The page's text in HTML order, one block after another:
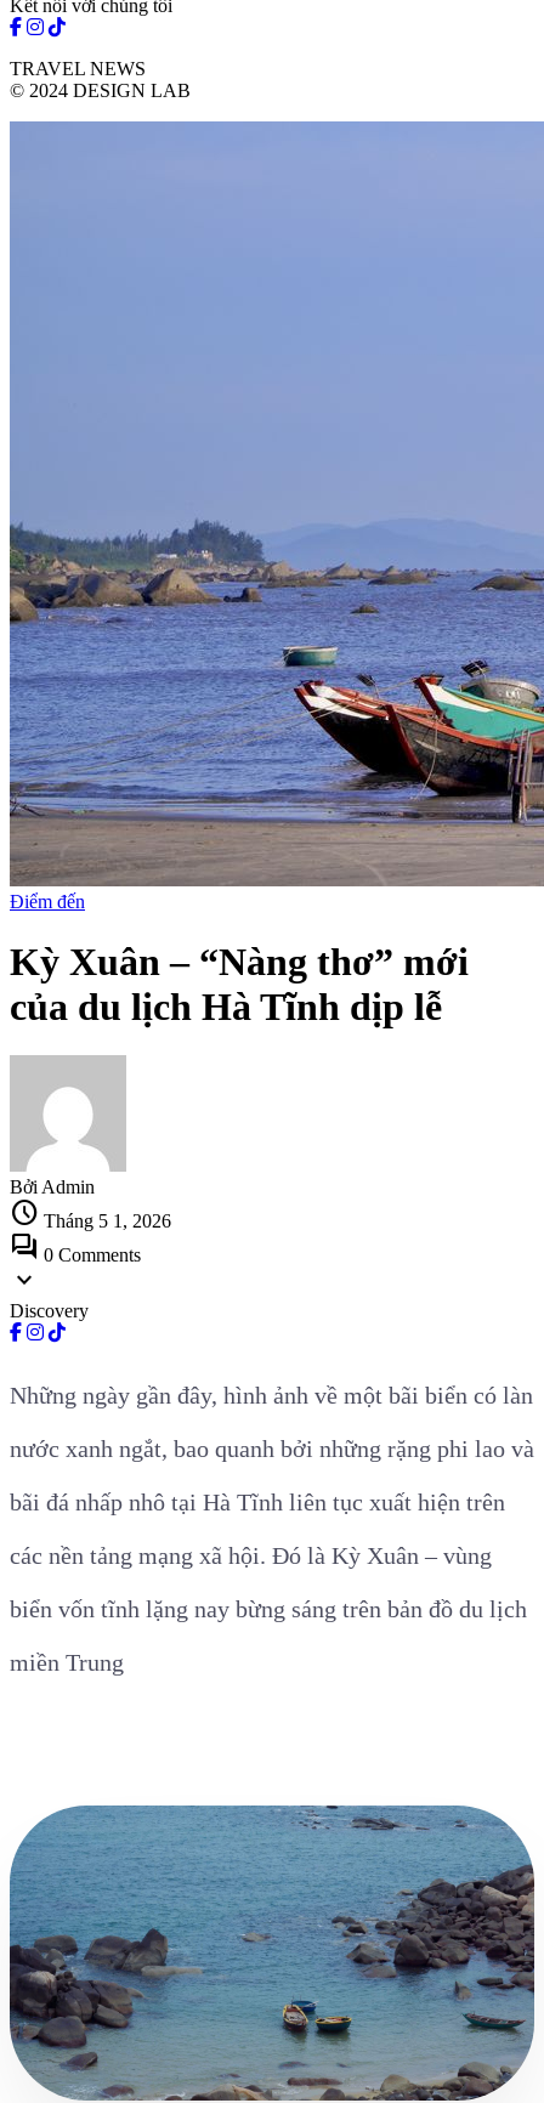
Kết nối với chúng tôi
TRAVEL NEWS
© 2024 DESIGN LAB
Điểm đến
Kỳ Xuân – “Nàng thơ” mới
của du lịch Hà Tĩnh dịp lễ
Bởi Admin
schedule Tháng 5 1, 2026
forum 0 Comments
expand_more
Discovery
Những ngày gần đây, hình ảnh về một bãi biển có làn
nước xanh ngắt, bao quanh bởi những rặng phi lao và
bãi đá nhấp nhô tại Hà Tĩnh liên tục xuất hiện trên
các nền tảng mạng xã hội. Đó là Kỳ Xuân – vùng
biển vốn tĩnh lặng nay bừng sáng trên bản đồ du lịch
miền Trung